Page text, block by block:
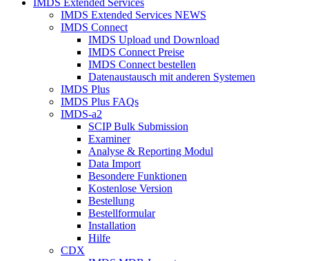
IMDS Extended Services NEWS
IMDS Connect
IMDS Upload und Download
IMDS Connect Preise
IMDS Connect bestellen
Datenaustausch mit anderen Systemen
IMDS Plus
IMDS Plus FAQs
IMDS-a2
SCIP Bulk Submission
Examiner
Analyse & Reporting Modul
Data Import
Besondere Funktionen
Kostenlose Version
Bestellung
Bestellformular
Installation
Hilfe
CDX